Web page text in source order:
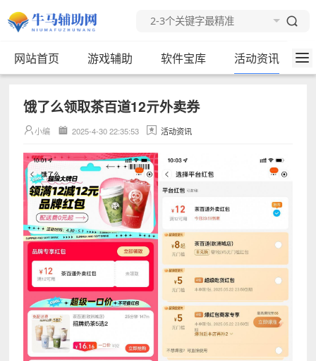
网站首页 游戏辅助 软件宝库 活动资讯
饿了么领取茶百道12亓外卖券
小编 2025-4-30 22:35:53 活动资讯